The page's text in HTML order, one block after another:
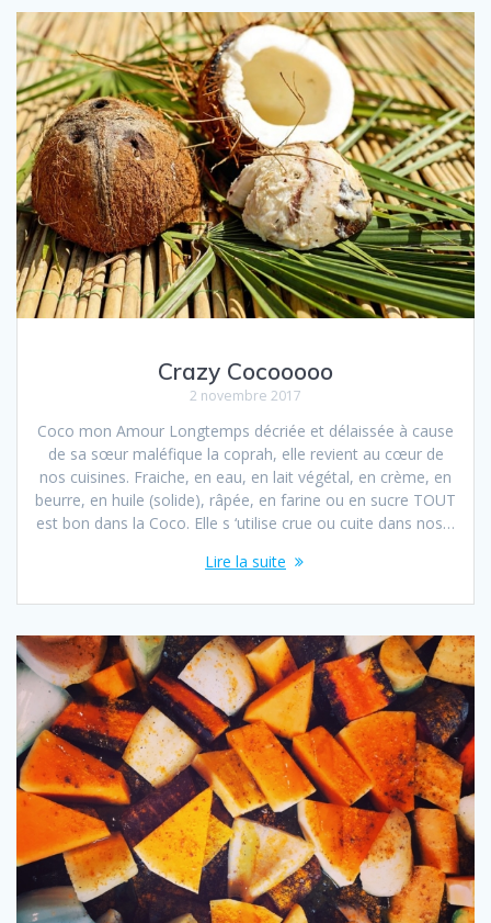
Crazy Cocooooo
2 novembre 2017
Coco mon Amour Longtemps décriée et délaissée à cause
de sa sœur maléfique la coprah, elle revient au cœur de
nos cuisines. Fraiche, en eau, en lait végétal, en crème, en
beurre, en huile (solide), râpée, en farine ou en sucre TOUT
est bon dans la Coco. Elle s ‘utilise crue ou cuite dans nos…
Lire la suite